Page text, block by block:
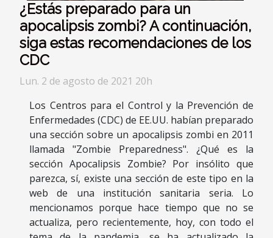
¿Estás preparado para un
apocalipsis zombi? A continuación,
siga estas recomendaciones de los
CDC
Lun. 2 de agosto de 2021 20h
Los Centros para el Control y la Prevención de
Enfermedades (CDC) de EE.UU. habían preparado
una sección sobre un apocalipsis zombi en 2011
llamada "Zombie Preparedness". ¿Qué es la
sección Apocalipsis Zombie? Por insólito que
parezca, sí, existe una sección de este tipo en la
web de una institución sanitaria seria. Lo
mencionamos porque hace tiempo que no se
actualiza, pero recientemente, hoy, con todo el